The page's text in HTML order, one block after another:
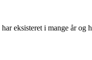
eksisteret i mange år og